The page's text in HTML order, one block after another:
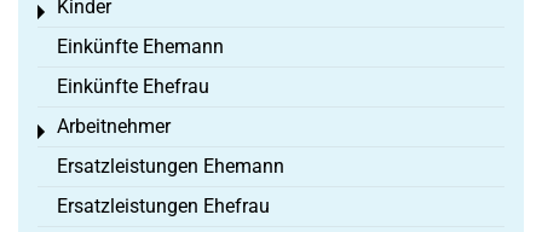
Kinder
Toggle menu
Einkünfte Ehemann
Einkünfte Ehefrau
Arbeitnehmer
Toggle menu
Ersatzleistungen Ehemann
Ersatzleistungen Ehefrau